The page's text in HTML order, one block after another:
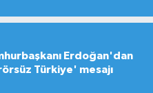
Erdoğan'dan
Türkiye' mesajı